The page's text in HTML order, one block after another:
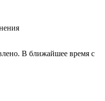
В ближайшее время с